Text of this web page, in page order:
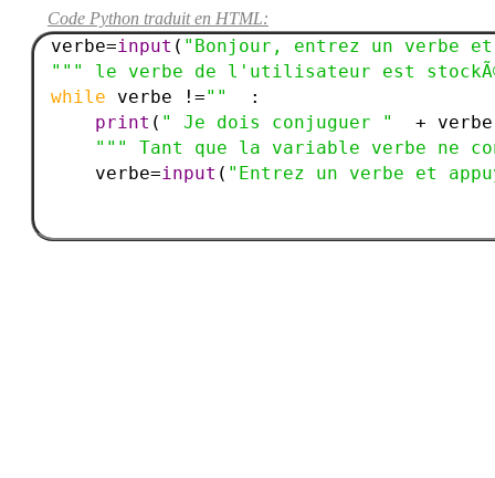
Code Python traduit en HTML:
verbe=input ( "Bonjour, entrez un verbe
""" le verbe de l'utilisateur est
while verbe !=""
:
print ( " Je dois conjuguer "
+
""" Tant que la variable verbe ne
    verbe=
input ( "Entrez un verbe et